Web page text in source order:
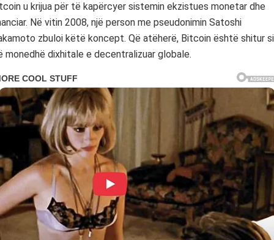
u krijua për të kapërcyer sistemin ekzistues monetar dhe
Në vitin 2008, një person me pseudonimin Satoshi
zbuloi këtë koncept. Që atëherë, Bitcoin është shitur si
monedhë dixhitale e decentralizuar globale.